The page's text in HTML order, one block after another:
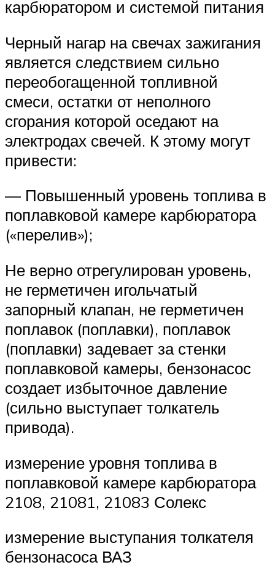
карбюратором и системой питания
Черный нагар на свечах зажигания
является следствием сильно
переобогащенной топливной
смеси, остатки от неполного
сгорания которой оседают на
электродах свечей. К этому могут
привести:
— Повышенный уровень топлива в
поплавковой камере карбюратора
(«перелив»);
Не верно отрегулирован уровень,
не герметичен игольчатый
запорный клапан, не герметичен
поплавок (поплавки), поплавок
(поплавки) задевает за стенки
поплавковой камеры, бензонасос
создает избыточное давление
(сильно выступает толкатель
привода).
измерение уровня топлива в
поплавковой камере карбюратора
2108, 21081, 21083 Солекс
измерение выступания толкателя
бензонасоса ВАЗ